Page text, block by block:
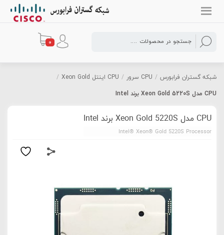
0
شبکه گستران فرابورس / CPU سرور / CPU اینتل Xeon Gold
/
CPU مدل Xeon Gold 5220S برند Intel
CPU مدل Xeon Gold 5220S برند Intel
Intel® Xeon® Gold 5220S Processor